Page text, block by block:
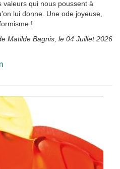
valeurs qui nous poussent à
lui donne. Une ode joyeuse,
!
Matilde Bagnis, le 04 Juillet 2026